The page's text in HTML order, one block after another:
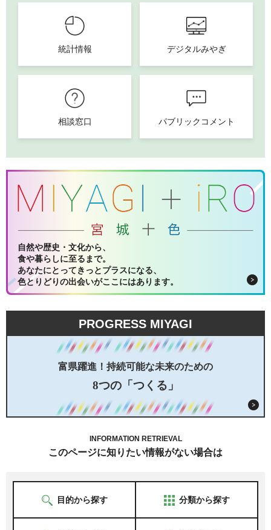
統計情報 デジタルみやぎ
相談窓口 パブリックコメント
自然や歴史・文化から、
食や暮らしに至るまで。
あなたにとってきっとプラスになる、
色とりどりの出会いがここにはあります。
PROGRESS MIYAGI
富県躍進！持続可能な未来のための
8つの「つくる」
INFORMATION RETRIEVAL
このページに知りたい情報がない場合は
目的から探す 分類から探す